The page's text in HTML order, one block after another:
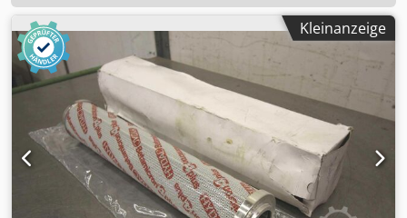
Kleinanzeige